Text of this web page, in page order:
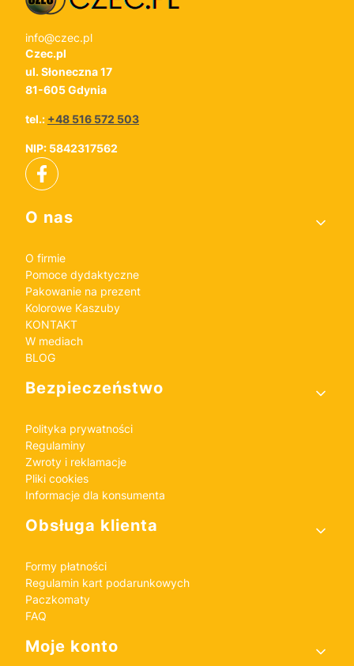
info@czec.pl
Czec.pl
ul. Słoneczna 17
81-605 Gdynia
tel.: +48 516 572 503
NIP: 5842317562
Linki w stopce
O nas
O firmie
Pomoce dydaktyczne
Pakowanie na prezent
Kolorowe Kaszuby
KONTAKT
W mediach
BLOG
Bezpieczeństwo
Polityka prywatności
Regulaminy
Zwroty i reklamacje
Pliki cookies
Informacje dla konsumenta
Obsługa klienta
Formy płatności
Regulamin kart podarunkowych
Paczkomaty
FAQ
Moje konto